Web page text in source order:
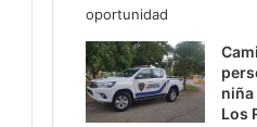
niña
Los